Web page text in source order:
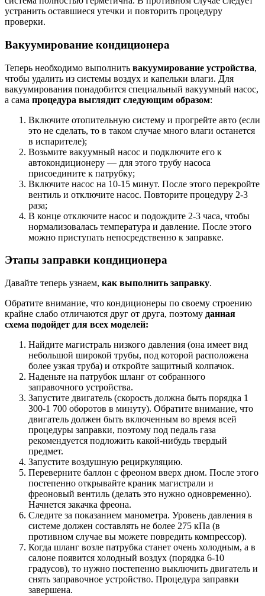
устранить оставшиеся утечки и повторить процедуру
проверки.
Вакуумирование кондиционера
Теперь необходимо выполнить вакуумирование устройства,
чтобы удалить из системы воздух и капельки влаги. Для
вакуумирования понадобится специальный вакуумный насос,
а сама процедура выглядит следующим образом:
Включите отопительную систему и прогрейте авто (если
это не сделать, то в таком случае много влаги останется
в испарителе);
Возьмите вакуумный насос и подключите его к
автокондиционеру — для этого трубу насоса
присоедините к патрубку;
Включите насос на 10-15 минут. После этого перекройте
вентиль и отключите насос. Повторите процедуру 2-3
раза;
В конце отключите насос и подождите 2-3 часа, чтобы
нормализовалась температура и давление. После этого
можно приступать непосредственно к заправке.
Этапы заправки кондиционера
Давайте теперь узнаем, как выполнить заправку.
Обратите внимание, что кондиционеры по своему строению
крайне слабо отличаются друг от друга, поэтому данная
схема подойдет для всех моделей:
Найдите магистраль низкого давления (она имеет вид
небольшой широкой трубы, под которой расположена
более узкая труба) и откройте защитный колпачок.
Наденьте на патрубок шланг от собранного
заправочного устройства.
Запустите двигатель (скорость должна быть порядка 1
300-1 700 оборотов в минуту). Обратите внимание, что
двигатель должен быть включенным во время всей
процедуры заправки, поэтому под педаль газа
рекомендуется подложить какой-нибудь твердый
предмет.
Запустите воздушную рециркуляцию.
Переверните баллон с фреоном вверх дном. После этого
постепенно открывайте краник магистрали и
фреоновый вентиль (делать это нужно одновременно).
Начнется закачка фреона.
Следите за показанием манометра. Уровень давления в
системе должен составлять не более 275 кПа (в
противном случае вы можете повредить компрессор).
Когда шланг возле патрубка станет очень холодным, а в
салоне появится холодный воздух (порядка 6-10
градусов), то нужно постепенно выключить двигатель и
снять заправочное устройство. Процедура заправки
завершена.